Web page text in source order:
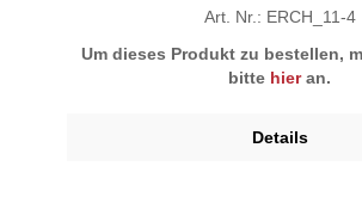
Art. Nr.: ERCH_11-4
Um dieses Produkt zu bestellen,
bitte hieran.
Details